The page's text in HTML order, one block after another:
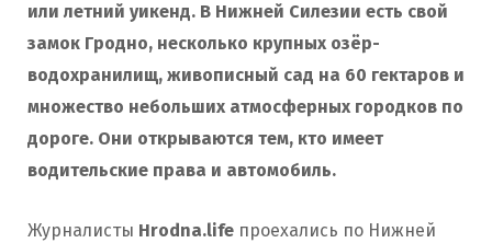
или летний уикенд. В Нижней Силезии есть свой
замок Гродно, несколько крупных озёр-
водохранилищ, живописный сад на 60 гектаров и
множество небольших атмосферных городков по
дороге. Они открываются тем, кто имеет
водительские права и автомобиль.
Журналисты Hrodna.life проехались по Нижней